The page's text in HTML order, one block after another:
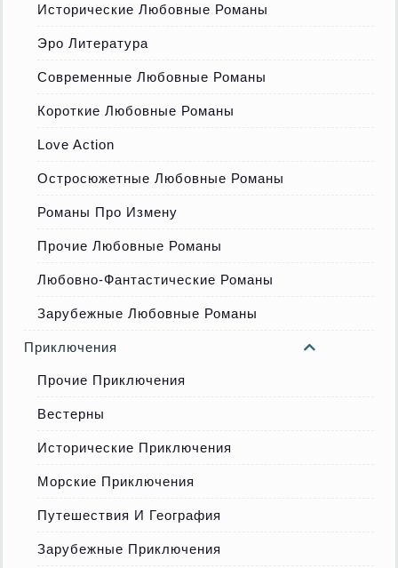
Исторические Любовные Романы
Эро Литература
Современные Любовные Романы
Короткие Любовные Романы
Love Action
Остросюжетные Любовные Романы
Романы Про Измену
Прочие Любовные Романы
Любовно-Фантастические Романы
Зарубежные Любовные Романы
Приключения
Прочие Приключения
Вестерны
Исторические Приключения
Морские Приключения
Путешествия И География
Зарубежные Приключения